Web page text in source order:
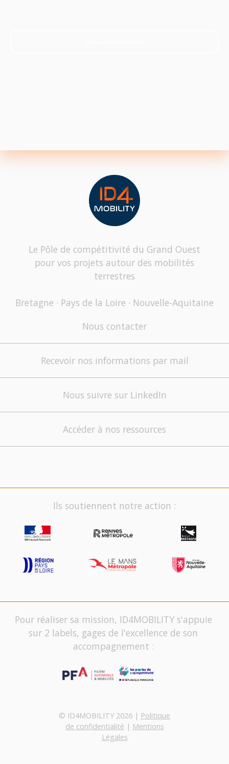
Le Pôle de compétitivité du Grand Ouest
pour vos projets autour des mobilités
terrestres
Bretagne · Pays de la Loire · Nouvelle-Aquitaine
Nous contacter
Recevoir nos informations par mail
Nous suivre sur LinkedIn
Accéder à nos ressources
Ils soutiennent notre action :
Pour réaliser sa mission, ID4MOBILITY s'appuie
sur 2 labels, gages de l'excellence de son
accompagnement :
© ID4MOBILITY 2026 | Politique
de confidentialité | Mentions
Légales